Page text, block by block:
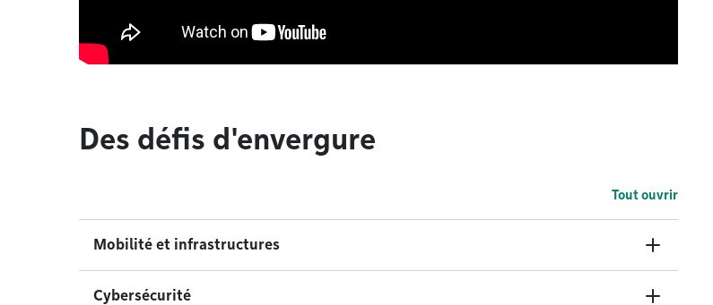
Des défis d'envergure
Tout ouvrir
Mobilité et infrastructures
Cybersécurité